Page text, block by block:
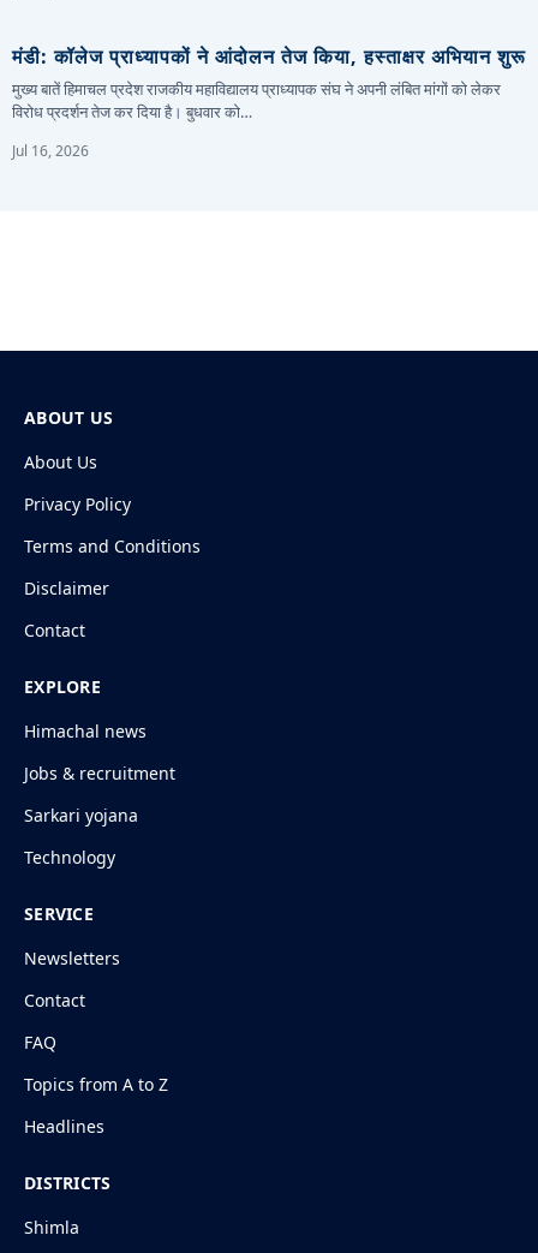
मंडी: कॉलेज प्राध्यापकों ने आंदोलन तेज किया, हस्ताक्षर अभियान शुरू
मुख्य बातें हिमाचल प्रदेश राजकीय महाविद्यालय प्राध्यापक संघ ने अपनी लंबित मांगों को लेकर
विरोध प्रदर्शन तेज कर दिया है। बुधवार को…
Jul 16, 2026
ABOUT US
About Us
Privacy Policy
Terms and Conditions
Disclaimer
Contact
EXPLORE
Himachal news
Jobs & recruitment
Sarkari yojana
Technology
SERVICE
Newsletters
Contact
FAQ
Topics from A to Z
Headlines
DISTRICTS
Shimla